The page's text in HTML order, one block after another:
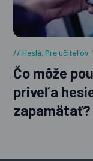
Heslá,Pre učiteľov
Čo môže
priveľa
zapamätať?